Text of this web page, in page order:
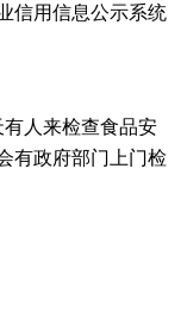
信用信息公示系统
人来检查食品安
有政府部门上门检